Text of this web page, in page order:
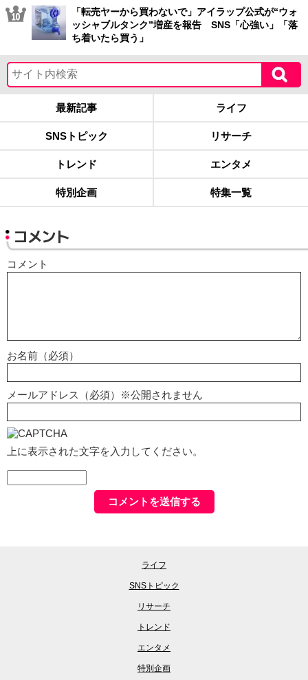
「転売ヤーから買わないで」アイラップ公式が“ウォ
ッシャブルタンク”増産を報告 SNS「心強い」「落
ち着いたら買う」
最新記事 ライフ
SNSトピック リサーチ
トレンド エンタメ
特別企画 特集一覧
コメント
コメント
お名前（必須）
メールアドレス（必須）※公開されません
上に表示された文字を入力してください。
ライフ
SNSトピック
リサーチ
トレンド
エンタメ
特別企画